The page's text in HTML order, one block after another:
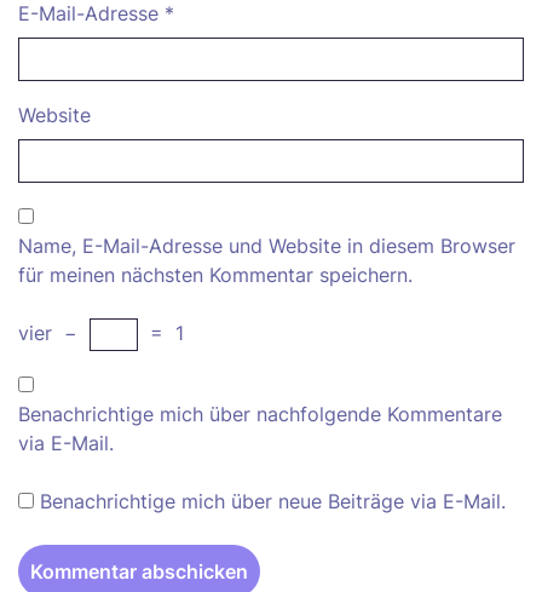
E-Mail-Adresse *
Website
Name, E-Mail-Adresse und Website in diesem Browser
für meinen nächsten Kommentar speichern.
vier − = 1
Benachrichtige mich über nachfolgende Kommentare
via E-Mail.
Benachrichtige mich über neue Beiträge via E-Mail.